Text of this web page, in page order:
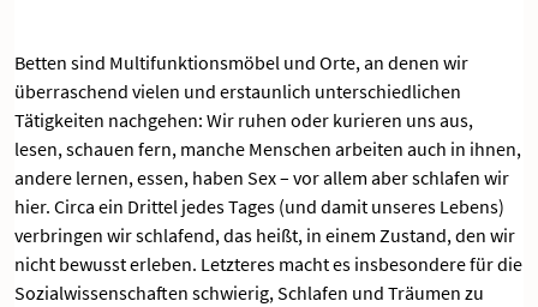
Betten sind Multifunktionsmöbel und Orte, an denen wir
überraschend vielen und erstaunlich unterschiedlichen
Tätigkeiten nachgehen: Wir ruhen oder kurieren uns aus,
lesen, schauen fern, manche Menschen arbeiten auch in ihnen,
andere lernen, essen, haben Sex – vor allem aber schlafen wir
hier. Circa ein Drittel jedes Tages (und damit unseres Lebens)
verbringen wir schlafend, das heißt, in einem Zustand, den wir
nicht bewusst erleben. Letzteres macht es insbesondere für die
Sozialwissenschaften schwierig, Schlafen und Träumen zu